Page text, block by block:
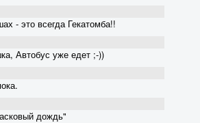
- это всегда Гекатомба!!
Автобус уже едет ;-))
дождь"